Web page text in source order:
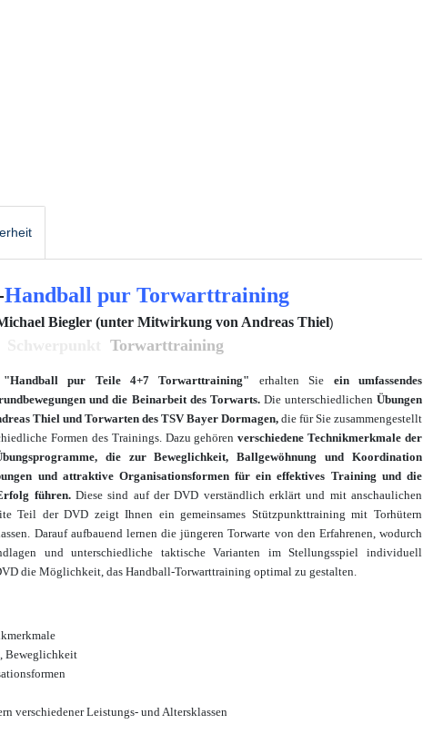
Handball pur Torwarttraining
Biegler (unter Mitwirkung von Andreas Thiel)
Torwarttraining
"Handball pur Teile 4+7 Torwarttraining" erhalten Sie ein umfassendes
und die Beinarbeit des Torwarts.Die unterschiedlichenÜbungen
Thiel und Torwarten des TSV Bayer Dormagen, die für Sie zusammengestellt
Formen des Trainings. Dazu gehörenverschiedene Technikmerkmale der
die zur Beweglichkeit, Ballgewöhnung und Koordination
und attraktive Organisationsformen für ein effektives Training und die
führen.Diese sind auf der DVD verständlich erklärt und mit anschaulichen
Teil der DVD zeigt Ihnen ein gemeinsames Stützpunkttraining mit Torhütern
Darauf aufbauend lernen die jüngeren Torwarte von den Erfahrenen, wodurch
und unterschiedliche taktische Varianten im Stellungsspiel individuell
die Möglichkeit, das Handball-Torwarttraining optimal zu gestalten.
Beweglichkeit
verschiedener Leistungs- und Altersklassen